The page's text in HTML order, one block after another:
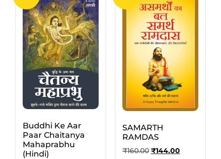
Buddhi Ke Aar
Paar Chaitanya
Mahaprabhu
(Hindi)
SAMARTH
RAMDAS
₹160.00 ₹144.00